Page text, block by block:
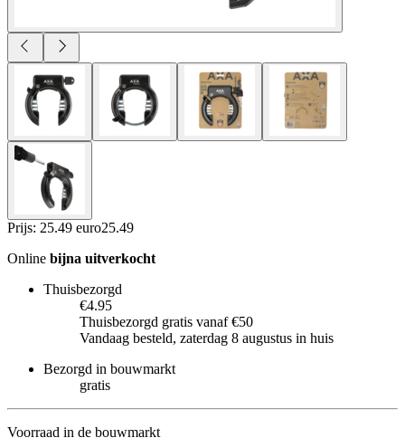
Prijs: 25.49 euro25.49
Online bijna uitverkocht
Thuisbezorgd
€4.95
Thuisbezorgd gratis vanaf €50
Vandaag besteld, zaterdag 8 augustus in huis
Bezorgd in bouwmarkt
gratis
Voorraad in de bouwmarkt